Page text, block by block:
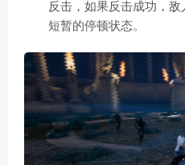
反击，如果反击成功，
短暂的停顿状态。